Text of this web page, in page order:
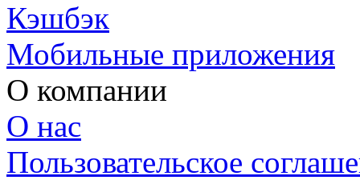
Кэшбэк
Мобильные приложения
О компании
О нас
Пользовательское